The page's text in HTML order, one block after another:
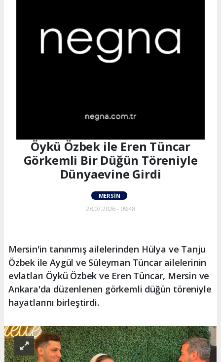
Öykü Özbek ile Eren Tüncar
Görkemli Bir Düğün Töreniyle
Dünyaevine Girdi
MERSIN
28.07.2026 - 09:48
Mersin'in tanınmış ailelerinden Hülya ve Tanju
Özbek ile Aygül ve Süleyman Tüncar ailelerinin
evlatları Öykü Özbek ve Eren Tüncar, Mersin ve
Ankara'da düzenlenen görkemli düğün töreniyle
hayatlarını birleştirdi.